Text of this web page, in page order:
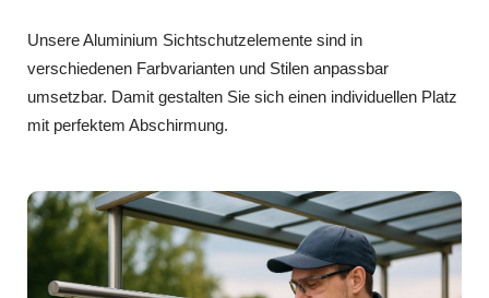
Unsere Aluminium Sichtschutzelemente sind in
verschiedenen Farbvarianten und Stilen anpassbar
umsetzbar. Damit gestalten Sie sich einen individuellen Platz
mit perfektem Abschirmung.